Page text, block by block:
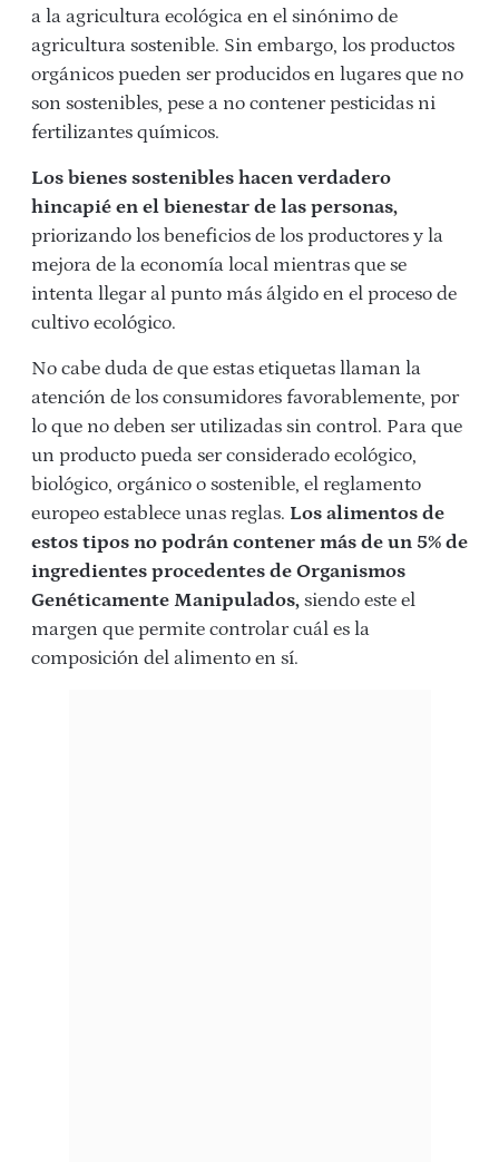
a la agricultura ecológica en el sinónimo de
agricultura sostenible. Sin embargo, los productos
orgánicos pueden ser producidos en lugares que no
son sostenibles, pese a no contener pesticidas ni
fertilizantes químicos.
Los bienes sostenibles hacen verdadero
hincapié en el bienestar de las personas,
priorizando los beneficios de los productores y la
mejora de la economía local mientras que se
intenta llegar al punto más álgido en el proceso de
cultivo ecológico.
No cabe duda de que estas etiquetas llaman la
atención de los consumidores favorablemente, por
lo que no deben ser utilizadas sin control. Para que
un producto pueda ser considerado ecológico,
biológico, orgánico o sostenible, el reglamento
europeo establece unas reglas. Los alimentos de
estos tipos no podrán contener más de un 5% de
ingredientes procedentes de Organismos
Genéticamente Manipulados, siendo este el
margen que permite controlar cuál es la
composición del alimento en sí.